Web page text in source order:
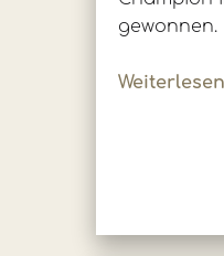
gewonnen.
Weiterlesen